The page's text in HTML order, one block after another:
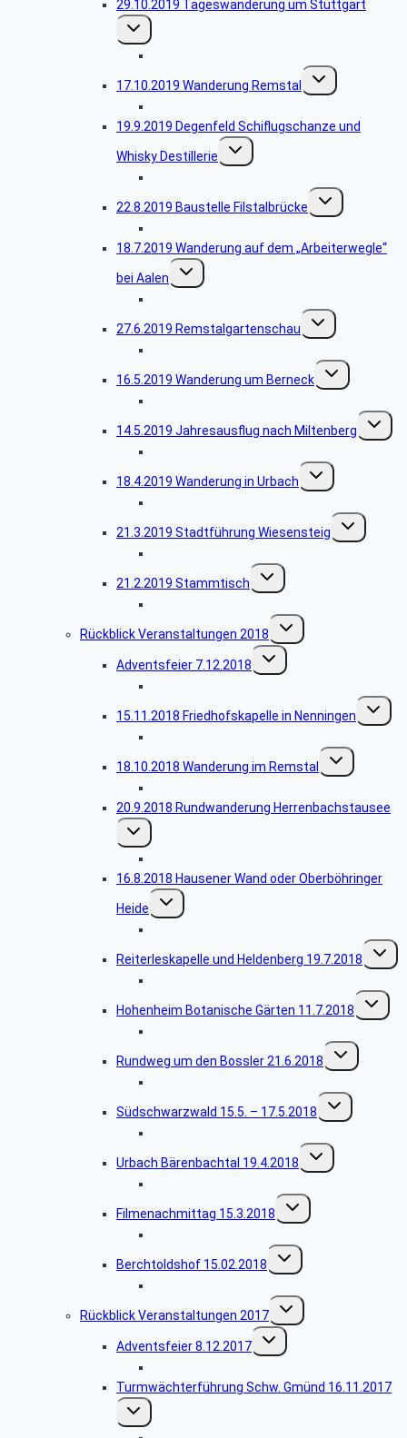
29.10.2019 Tageswanderung um Stuttgart
Untermenü
umschalten
17.10.2019 Wanderung Remstal
Untermenü
umschalten
19.9.2019 Degenfeld Schiflugschanze und
Whisky Destillerie
Untermenü
umschalten
22.8.2019 Baustelle Filstalbrücke
Untermenü
umschalten
18.7.2019 Wanderung auf dem „Arbeiterwegle“
bei Aalen
Untermenü
umschalten
27.6.2019 Remstalgartenschau
Untermenü
umschalten
16.5.2019 Wanderung um Berneck
Untermenü
umschalten
14.5.2019 Jahresausflug nach Miltenberg
18.4.2019 Wanderung in Urbach
Untermenü
umschalten
21.3.2019 Stadtführung Wiesensteig
Untermenü
umschalten
21.2.2019 Stammtisch
Untermenü
umschalten
Rückblick Veranstaltungen 2018
Untermenü
umschalten
Adventsfeier 7.12.2018
Untermenü
umschalten
15.11.2018 Friedhofskapelle in Nenningen
18.10.2018 Wanderung im Remstal
Untermenü
umschalten
20.9.2018 Rundwanderung Herrenbachstausee
Untermenü
umschalten
16.8.2018 Hausener Wand oder Oberböhringer
Heide
Untermenü
umschalten
Reiterleskapelle und Heldenberg 19.7.2018
Hohenheim Botanische Gärten 11.7.2018
Rundweg um den Bossler 21.6.2018
Untermenü
umschalten
Südschwarzwald 15.5. – 17.5.2018
Untermenü
umschalten
Urbach Bärenbachtal 19.4.2018
Untermenü
umschalten
Filmenachmittag 15.3.2018
Untermenü
umschalten
Berchtoldshof 15.02.2018
Untermenü
umschalten
Rückblick Veranstaltungen 2017
Untermenü
umschalten
Adventsfeier 8.12.2017
Untermenü
umschalten
Turmwächterführung Schw. Gmünd 16.11.2017
Untermenü
umschalten